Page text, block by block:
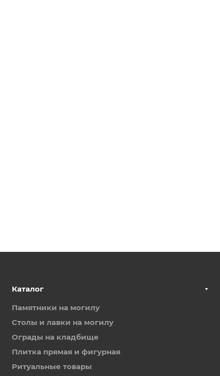
Каталог
Памятники на могилу
Столы и лавки на могилу
Ограды на кладбище
Плитка прямая и фигурная
Ритуальные товары